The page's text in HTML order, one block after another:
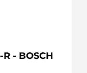
- BOSCH